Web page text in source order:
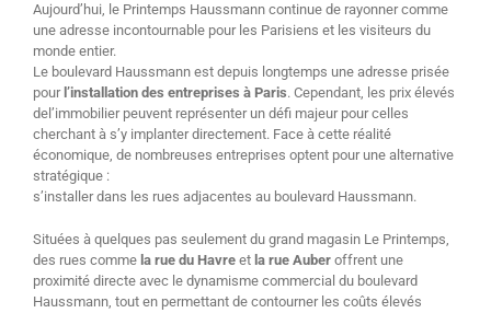
Aujourd’hui, le Printemps Haussmann continue de rayonner comme
une adresse incontournable pour les Parisiens et les visiteurs du
monde entier.
Le boulevard Haussmann est depuis longtemps une adresse prisée
pourl’installation des entreprises à Paris. Cependant, les prix élevés
del’immobilier peuvent représenter un défi majeur pour celles
cherchant à s’y implanter directement. Face à cette réalité
économique, de nombreuses entreprises optent pour une alternative
stratégique :
s’installer dans les rues adjacentes au boulevard Haussmann.
Situées à quelques pas seulement du grand magasin Le Printemps,
des rues comme la rue du Havre et la rue Auber offrent une
proximité directe avec le dynamisme commercial du boulevard
Haussmann, tout en permettant de contourner les coûts élevés